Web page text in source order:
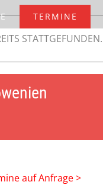
TERMINE
STATTGEFUNDEN.
auf Anfrage >